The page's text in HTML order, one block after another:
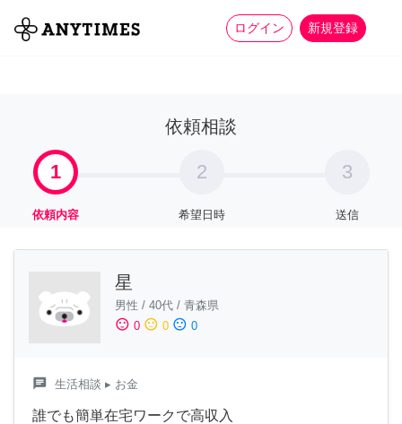
ログイン 新規登録
全て 家事 more_horiz
依頼相談
1
依頼内容
2
希望日時
3
送信
星
男性 / 40代 / 青森県
sentiment_satisfied 0 sentiment_neutral 0 sentiment_dissatisfied 0
chat 生活相談 ▸ お金
誰でも簡単在宅ワークで高収入